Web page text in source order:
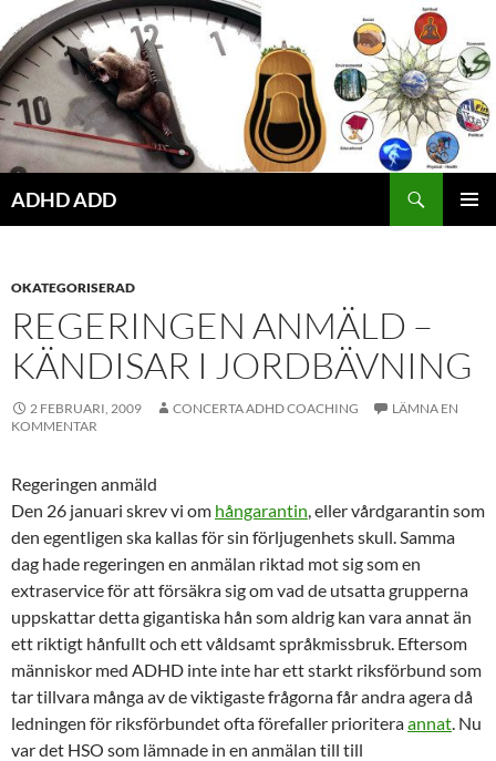
Hoppa
till
innehåll
ADHD ADD
OKATEGORISERAD
REGERINGEN ANMÄLD –
KÄNDISAR I JORDBÄVNING
2 FEBRUARI, 2009 CONCERTA ADHD COACHING
LÄMNA EN
KOMMENTAR
Regeringen anmäld
Den 26 januari skrev vi om hångarantin, eller vårdgarantin som
den egentligen ska kallas för sin förljugenhets skull. Samma
dag hade regeringen en anmälan riktad mot sig som en
extraserviceför att försäkra sig om vad de utsatta grupperna
uppskattardetta gigantiska hån som aldrig kan vara annat än
ett riktigt hånfullt och ett våldsamt språkmissbruk. Eftersom
människor med ADHD inte inte har ett starkt riksförbund som
tar tillvara många av de viktigaste frågorna får andra agera då
ledningen för riksförbundet ofta förefaller prioriteraannat. Nu
var det HSO som lämnade in en anmälan till till